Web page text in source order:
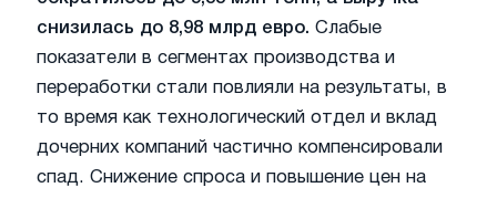
снизилась до 8,98 млрд евро. Слабые
показатели в сегментах производства и
переработки стали повлияли на результаты, в
то время как технологический отдел и вклад
дочерних компаний частично компенсировали
спад. Снижение спроса и повышение цен на